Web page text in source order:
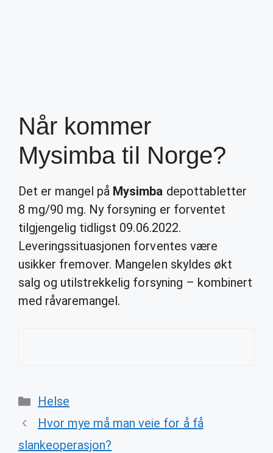
Når kommer
Mysimba til Norge?
Det er mangel på Mysimba depottabletter
8 mg/90 mg. Ny forsyning er forventet
tilgjengelig tidligst 09.06.2022.
Leveringssituasjonen forventes være
usikker fremover. Mangelen skyldes økt
salg og utilstrekkelig forsyning – kombinert
med råvaremangel.
Categories
Helse
Hvor mye må man veie for å få
slankeoperasjon?